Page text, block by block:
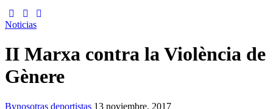
Noticias
II Marxa contra la Violència de
Gènere
Bynosotras deportistas 13 noviembre, 2017